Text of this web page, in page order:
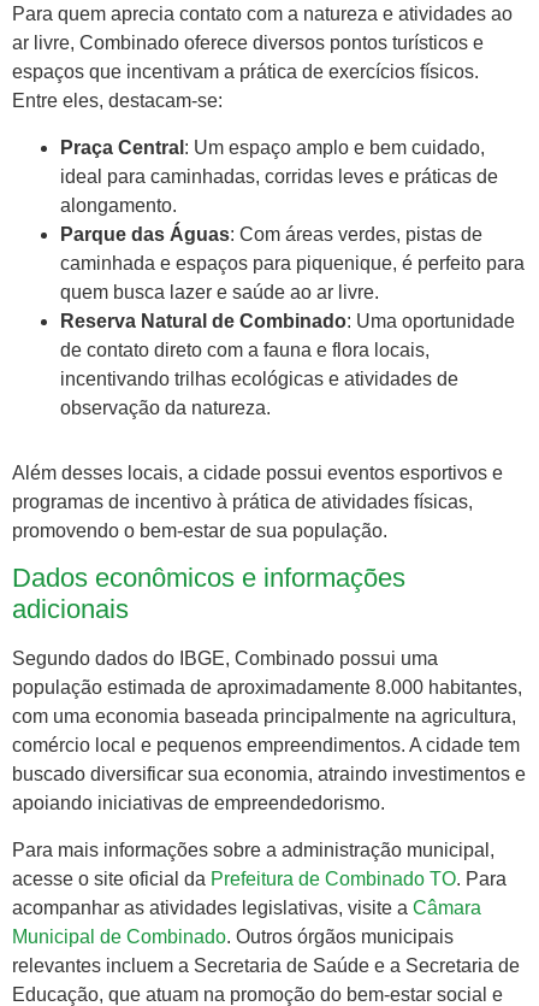
Para quem aprecia contato com a natureza e atividades ao
ar livre, Combinado oferece diversos pontos turísticos e
espaços que incentivam a prática de exercícios físicos.
Entre eles, destacam-se:
Praça Central : Um espaço amplo e bem cuidado,
ideal para caminhadas, corridas leves e práticas de
alongamento.
Parque das Águas: Com áreas verdes, pistas de
caminhada e espaços para piquenique, é perfeito para
quem busca lazer e saúde ao ar livre.
Reserva Natural de Combinado: Uma oportunidade
de contato direto com a fauna e flora locais,
incentivando trilhas ecológicas e atividades de
observação da natureza.
Além desses locais, a cidade possui eventos esportivos e
programas de incentivo à prática de atividades físicas,
promovendo o bem-estar de sua população.
Dados econômicos e informações
adicionais
Segundo dados do IBGE, Combinado possui uma
população estimada de aproximadamente 8.000 habitantes,
com uma economia baseada principalmente na agricultura,
comércio local e pequenos empreendimentos. A cidade tem
buscado diversificar sua economia, atraindo investimentos e
apoiando iniciativas de empreendedorismo.
Para mais informações sobre a administração municipal,
acesse o site oficial da Prefeitura de Combinado TO. Para
acompanhar as atividades legislativas, visite a Câmara
Municipal de Combinado. Outros órgãos municipais
relevantes incluem a Secretaria de Saúde e a Secretaria de
Educação, que atuam na promoção do bem-estar social e